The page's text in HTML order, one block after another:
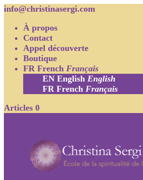
info@christinasergi.com
À propos
Contact
Appel découverte
Boutique
FR French Français
EN English English
FR French Français
Articles 0